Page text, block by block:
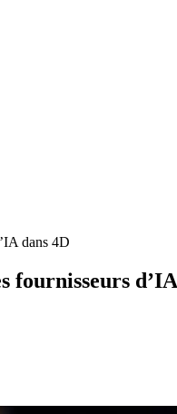
dans 4D
fournisseurs